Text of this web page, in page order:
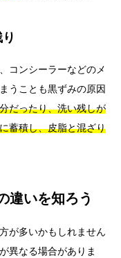
コンシーラーなどのメ
うことも黒ずみの原因
だったり、洗い残しが
蓄積し、皮脂と混ざり
違いを知ろう
が多いかもしれません
異なる場合がありま